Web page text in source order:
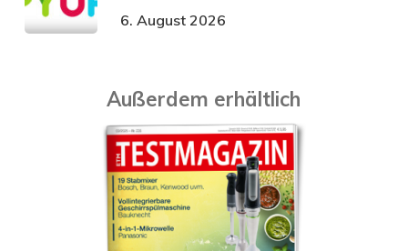
6. August 2026
Außerdem erhältlich